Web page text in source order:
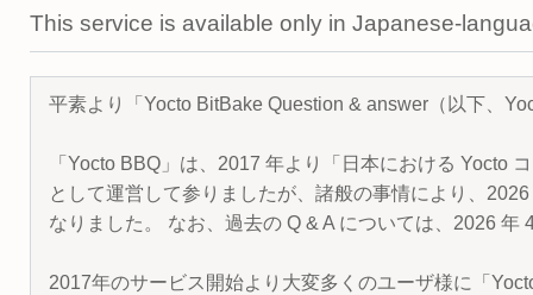
ツ
に
移
動
This service is available only in Japanese-
平素より「Yocto BitBake Question & answer（以下、
「Yocto BBQ」は、2017 年より「日本における Yocto
として運営して参りましたが、諸般の事情により、
なりました。 なお、過去の Q & A については、2026
2017年のサービス開始より大変多くのユーザ様に「